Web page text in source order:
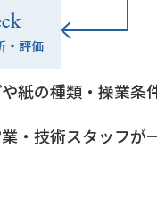
紙の種類・操業
・技術スタッフ